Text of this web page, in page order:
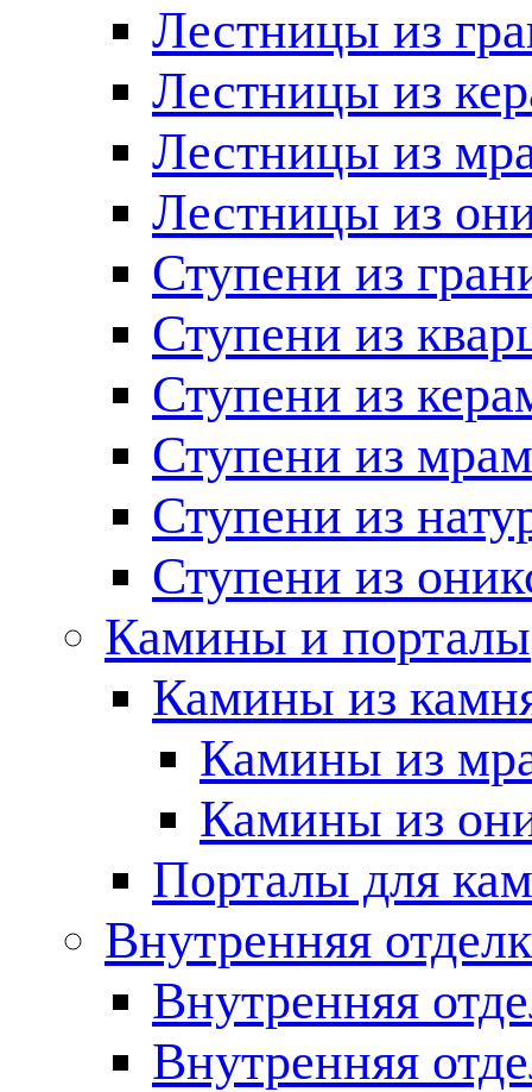
Лестницы из
Лестницы из
Лестницы из
Лестницы из
Ступени из
Ступени из
Ступени из
Ступени из
Ступени из
Ступени из
Камины и порталы
Камины из
Камины из
Камины из
Порталы для
Внутренняя
Внутренняя
Внутренняя